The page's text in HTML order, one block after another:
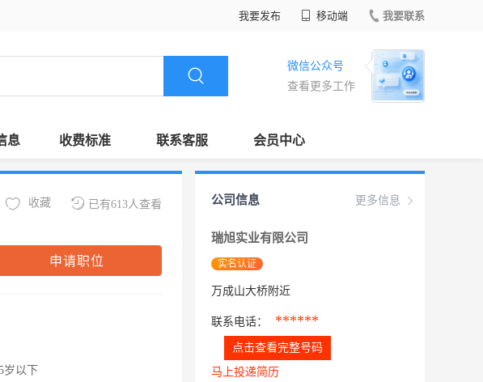
我要发布 移动端 我要联系
微信公众号
查看更多工作
息 收费标准 联系客服 会员中心
已有613人查看
收藏
申请职位
岁以下
更多信息
公司信息
瑞旭实业有限公司
实名认证
万成山大桥附近
联系电话： ******
点击查看完整号码
马上投递简历